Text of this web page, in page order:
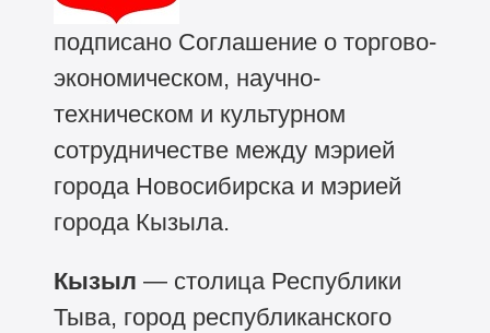
подписано Соглашение о торгово-
экономическом, научно-
техническом и культурном
сотрудничестве между мэрией
города Новосибирска и мэрией
города Кызыла.
Кызыл — столица Республики
Тыва, город республиканского